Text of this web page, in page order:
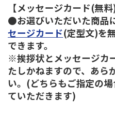
【メッセージカード(無料
●お選びいただいた商品に
セージカード(定型文)を
できます。
※挨拶状とメッセージカ
たしかねますので、あら
い。(どちらもご指定の
ていただきます)